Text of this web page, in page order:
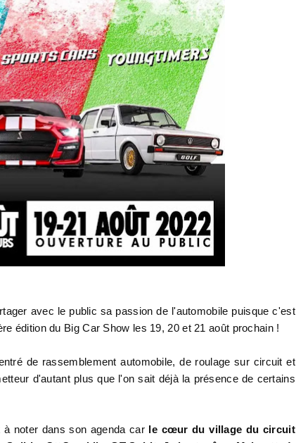
avec le public sa passion de l'automobile puisque c'est
édition du Big Car Show les 19, 20 et 21 août prochain !
de rassemblement automobile, de roulage sur circuit et
d'autant plus que l'on sait déjà la présence de certains
noter dans son agenda car le cœur du village du circuit